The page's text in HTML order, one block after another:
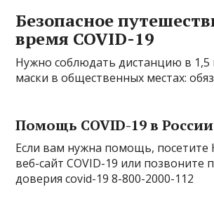
Безопасное
время COVID-19
Нужно соблюдать дистанцию в
маски в общественных местах:
Помощь COVID-19 в России
Если вам нужна помощь,
веб-сайт COVID-19 или позвоните
доверия covid-19 8-800-2000-112